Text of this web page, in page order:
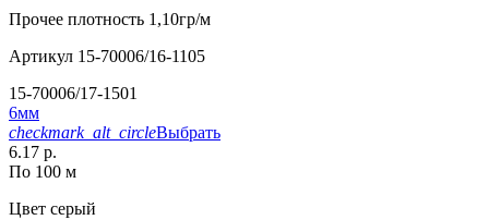
Прочее плотность 1,10гр/м
Артикул 15-70006/16-1105
15-70006/17-1501
6мм
checkmark_alt_circleВыбрать
6.17 р.
По 100 м
Цвет серый